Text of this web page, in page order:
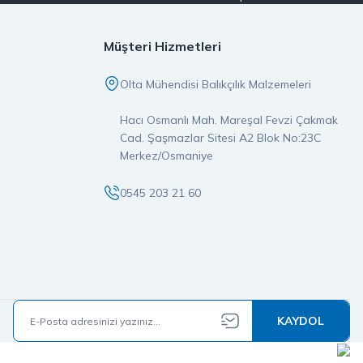
orijinal ve garantili olup, satış öncesi ve sonrası destek
doğru yerdesiniz.
değer katan bir markadır. İster LRF, ister spin olta takımı
güvenin buluştuğu noktaya hoş geldiniz.
Müşteri Hizmetleri
Olta Mühendisi Balıkçılık Malzemeleri
Hacı Osmanlı Mah. Mareşal Fevzi Çakmak
Cad. Şaşmazlar Sitesi A2 Blok No:23C
Merkez/Osmaniye
0545 203 21 60
KAYDOL